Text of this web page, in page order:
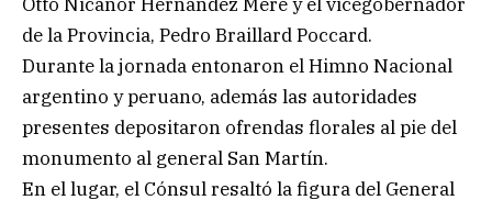
de la Provincia, Pedro Braillard Poccard.
Durante la jornada entonaron el Himno Nacional
argentino y peruano, además las autoridades
presentes depositaron ofrendas florales al pie del
monumento al general San Martín.
En el lugar, el Cónsul resaltó la figura del General